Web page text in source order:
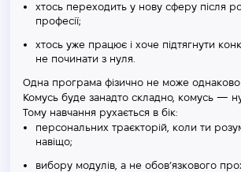
хтось переходить у нову сферу після
професії;
хтось уже працює і хоче підтягнути
не починати з нуля.
Одна програма фізично не може однаково
Комусь буде занадто складно, комусь —
Тому навчання рухається в бік:
персональних траєкторій, коли ти
навіщо;
вибору модулів, а не обов’язкового